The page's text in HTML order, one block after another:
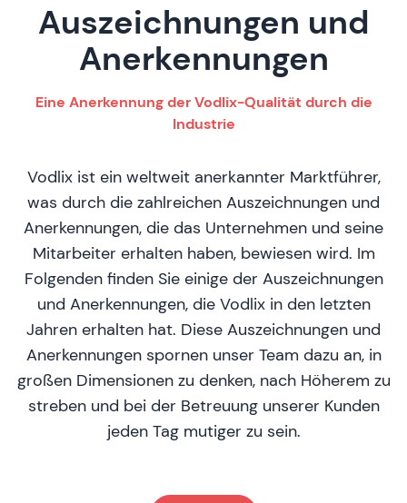
Auszeichnungen und
Anerkennungen
Eine Anerkennung der Vodlix-Qualität durch die
Industrie
Vodlix ist ein weltweit anerkannter Marktführer,
was durch die zahlreichen Auszeichnungen und
Anerkennungen, die das Unternehmen und seine
Mitarbeiter erhalten haben, bewiesen wird. Im
Folgenden finden Sie einige der Auszeichnungen
und Anerkennungen, die Vodlix in den letzten
Jahren erhalten hat. Diese Auszeichnungen und
Anerkennungen spornen unser Team dazu an, in
großen Dimensionen zu denken, nach Höherem zu
streben und bei der Betreuung unserer Kunden
jeden Tag mutiger zu sein.